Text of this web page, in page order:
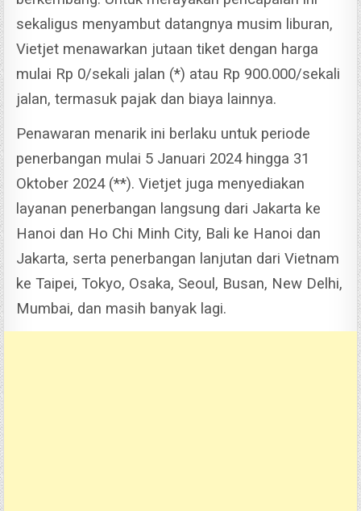
sekaligus menyambut datangnya musim liburan,
Vietjet menawarkan jutaan tiket dengan harga
mulai Rp 0/sekali jalan (*) atau Rp 900.000/sekali
jalan, termasuk pajak dan biaya lainnya.
Penawaran menarik ini berlaku untuk periode
penerbangan mulai 5 Januari 2024 hingga 31
Oktober 2024 (**).Vietjet juga menyediakan
layanan penerbangan langsung dari Jakarta ke
Hanoi dan Ho Chi Minh City, Bali ke Hanoi dan
Jakarta, serta penerbangan lanjutan dari Vietnam
ke Taipei, Tokyo, Osaka, Seoul, Busan, New Delhi,
Mumbai, dan masih banyak lagi.